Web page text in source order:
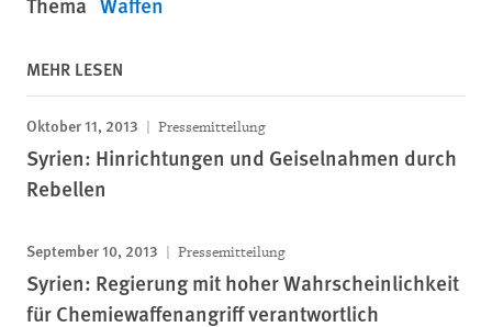
MEHR LESEN
Oktober 11, 2013 Pressemitteilung
Syrien: Hinrichtungen und Geiselnahmen durch
Rebellen
September 10, 2013 Pressemitteilung
Syrien: Regierung mit hoher Wahrscheinlichkeit
für Chemiewaffenangriff verantwortlich